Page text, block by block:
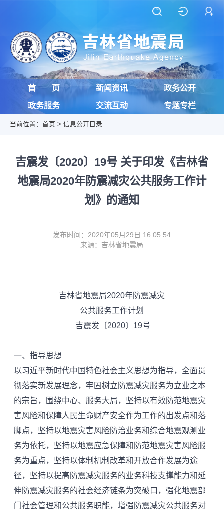
首 页 新闻资讯 政务公开
政务服务 交流互动 专题专栏
当前位置： 首页 > 信息公开目录
吉震发〔2020〕19号 关于印发《吉林省
地震局2020年防震减灾公共服务工作计
划》的通知
发布时间：2020年05月29日 16:05:54
来源：吉林省地震局
吉林省地震局2020年防震减灾
公共服务工作计划
吉震发〔2020〕19号
一、指导思想
以习近平新时代中国特色社会主义思想为指导，全面贯
彻落实新发展理念，牢固树立防震减灾服务为立业之本
的宗旨，围绕中心、服务大局，坚持以有效防范地震灾
害风险和保障人民生命财产安全作为工作的出发点和落
脚点，坚持以地震灾害风险防治业务和综合地震观测业
务为依托，坚持以地震应急保障和防范地震灾害风险服
务为重点，坚持以体制机制改革和开放合作发展为途
径，坚持以提高防震减灾服务的业务科技支撑能力和延
伸防震减灾服务的社会经济链条为突破口，强化地震部
门社会管理和公共服务职能，增强防震减灾公共服务对